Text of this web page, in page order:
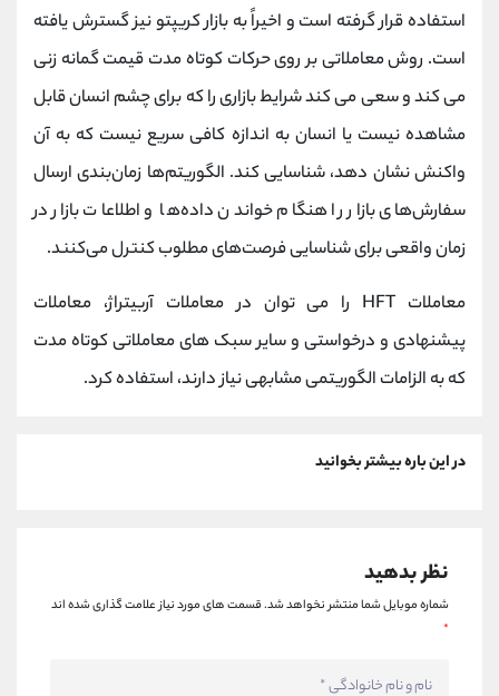
استفاده قرار گرفته است و اخیراً به بازار کریپتو نیز گسترش یافته
است. روش معاملاتی بر روی حرکات کوتاه مدت قیمت گمانه زنی
می کند و سعی می کند شرایط بازاری را که برای چشم انسان قابل
مشاهده نیست یا انسان به اندازه کافی سریع نیست که به آن
واکنش نشان دهد، شناسایی کند. الگوریتم‌ها زمان‌بندی ارسال
سفارش‌های بازار را هنگام خواندن داده‌ها و اطلاعات بازار در
زمان واقعی برای شناسایی فرصت‌های مطلوب کنترل می‌کنند.
معاملات HFT را می توان در معاملات آربیتراژ، معاملات
پیشنهادی و درخواستی و سایر سبک های معاملاتی کوتاه مدت
که به الزامات الگوریتمی مشابهی نیاز دارند، استفاده کرد.
در این باره بیشتر بخوانید
نظر بدهید
شماره موبایل شما منتشر نخواهد شد.قسمت های مورد نیاز علامت گذاری شده اند
*